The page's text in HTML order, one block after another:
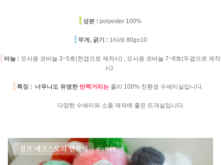
- 성분 : polyester 100%
- 무게, 굵기 : 1타래 80g±10
- 바늘 : 모사용 코바늘 3~5호(한겹으로 제작시) , 모사용 코바늘 7~8호(두겹으로 제작
시)
- 특징 : 너무나도 유명한 반짝거리는 폴리 100% 친환경 수세미실입니다.
다양한 수세미와 소품 제작에 좋은 뜨개실입니다.